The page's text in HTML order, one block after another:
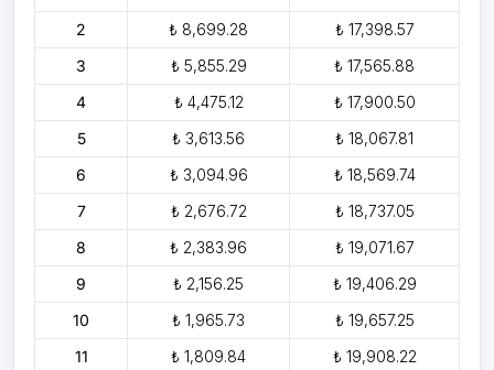
2 ₺ 8,699.28
₺ 17,398.57
3
₺ 5,855.29
₺ 17,565.88
4
₺ 4,475.12
₺ 17,900.50
5
₺ 3,613.56
₺ 18,067.81
6
₺ 3,094.96
₺ 18,569.74
7
₺ 2,676.72
₺ 18,737.05
8
₺ 2,383.96
₺ 19,071.67
9
₺ 2,156.25
₺ 19,406.29
10
₺ 1,965.73
₺ 19,657.25
11
₺ 1,809.84
₺ 19,908.22